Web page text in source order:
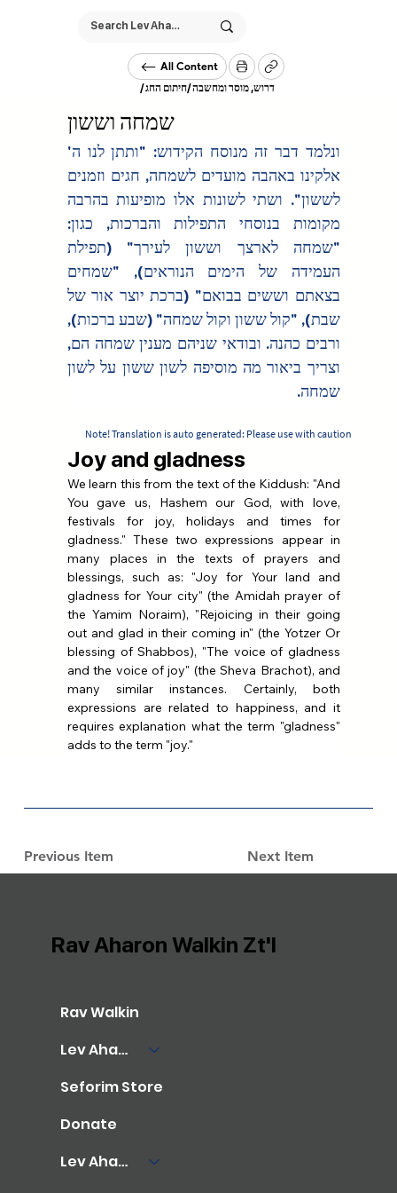
Previous Item Next Item
All Content
/חיתום החג/דרוש, מוסר ומחשבה
שמחה וששון
שמחה.
Note! Translation is auto generated: Please use with caution
Joy and gladness
We learn this from the text of the Kiddush: "And
You gave us, Hashem our God, with love,
festivals for joy, holidays and times for
gladness." These two expressions appear in
many places in the texts of prayers and
blessings, such as: "Joy for Your land and
gladness for Your city" (the Amidah prayer of
the Yamim Noraim), "Rejoicing in their going
out and glad in their coming in" (the Yotzer Or
blessing of Shabbos), "The voice of gladness
and the voice of joy" (the Sheva Brachot), and
many similar instances. Certainly, both
expressions are related to happiness, and it
requires explanation what the term "gladness"
adds to the term "joy."
Rav Walkin
Lev Aharon Library
Seforim Store
Donate
Lev Aharon Foundation
Rav Aharon Walkin Zt'l